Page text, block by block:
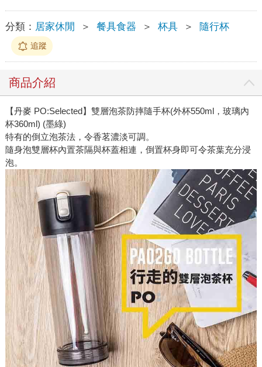
分類： 居家休閒 ＞ 餐具食器 ＞ 杯具 ＞ 隨行杯
追蹤
商品介紹
【丹麥 PO:Selected】雙層泡茶防摔隨手杯(外杯550ml，玻璃內
杯360ml) (墨綠)
特有的倒立泡茶法，令香茗濃淡可調。
隨身泡雙層杯內置茶隔與杯蓋相連，倒置杯身即可令茶葉充分浸
泡。